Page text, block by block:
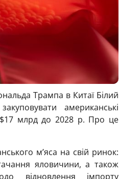
Трампа в Китаї Білий
американські
$17 млрд до 2028 р. Про це
м’яса на свій ринок:
яловичини, а також
відновлення імпорту